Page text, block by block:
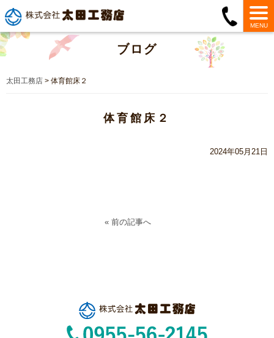
MENU
ブログ
太田工務店 > 体育館床２
体育館床２
2024年05月21日
« 前の記事へ